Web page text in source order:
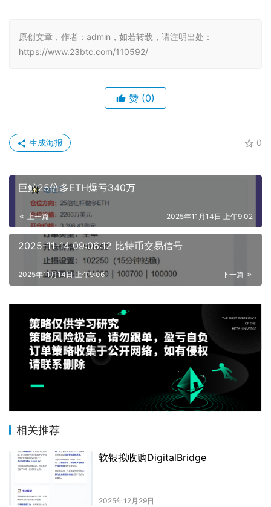
原创文章，作者：admin，如若转载，请注明出处：
https://www.23btc.com/110592/
赞 (0)
0
生成海报
巨鲸25倍多ETH爆亏340万
上一篇 2025年11月14日 上午9:02
2025-11-14 09:06:12 比特币交易信号
下一篇
2025年11月14日 上午9:06
相关推荐
软银拟收购DigitalBridge
2025年12月29日